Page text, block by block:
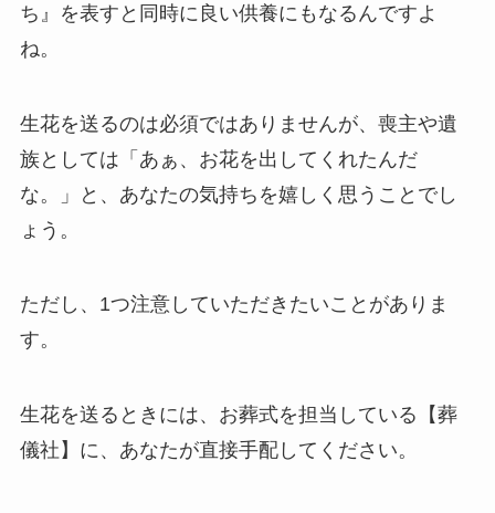
ち』を表すと同時に良い供養にもなるんですよ
ね。
生花を送るのは必須ではありませんが、喪主や遺
族としては「あぁ、お花を出してくれたんだ
な。」と、あなたの気持ちを嬉しく思うことでし
ょう。
ただし、1つ注意していただきたいことがありま
す。
生花を送るときには、お葬式を担当している【葬
儀社】に、あなたが直接手配してください。